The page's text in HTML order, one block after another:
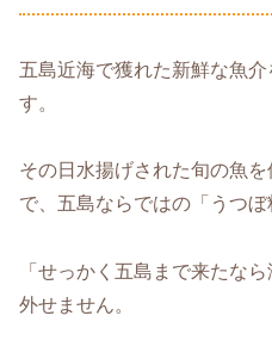
五島近海で獲れた新鮮な魚
す。
その日水揚げされた旬の魚
で、五島ならではの「うつぼ
「せっかく五島まで来たな
外せません。